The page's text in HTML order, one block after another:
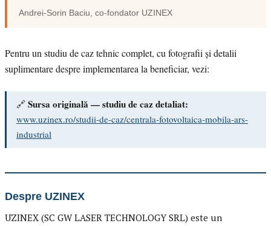
Andrei-Sorin Baciu, co-fondator UZINEX
Pentru un studiu de caz tehnic complet, cu fotografii și detalii
suplimentare despre implementarea la beneficiar, vezi:
🔗 Sursa originală — studiu de caz detaliat:
www.uzinex.ro/studii-de-caz/centrala-fotovoltaica-mobila-ars-
industrial
Despre UZINEX
UZINEX (SC GW LASER TECHNOLOGY SRL) este un